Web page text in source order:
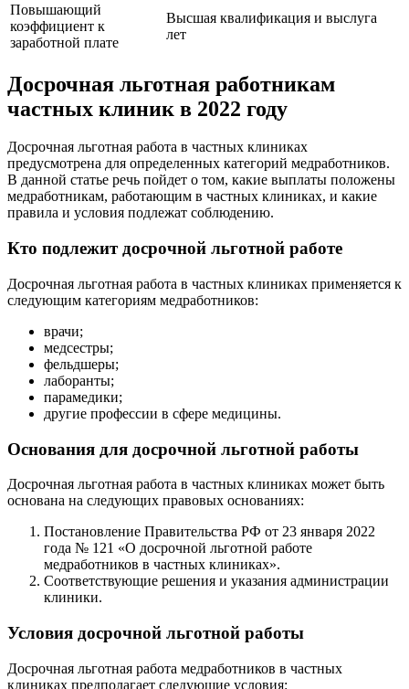
Повышающий
коэффициент к
заработной плате
Высшая квалификация и выслуга
лет
Досрочная льготная работникам
частных клиник в 2022 году
Досрочная льготная работа в частных клиниках
предусмотрена для определенных категорий медработников.
В данной статье речь пойдет о том, какие выплаты положены
медработникам, работающим в частных клиниках, и какие
правила и условия подлежат соблюдению.
Кто подлежит досрочной льготной работе
Досрочная льготная работа в частных клиниках применяется к
следующим категориям медработников:
врачи;
медсестры;
фельдшеры;
лаборанты;
парамедики;
другие профессии в сфере медицины.
Основания для досрочной льготной работы
Досрочная льготная работа в частных клиниках может быть
основана на следующих правовых основаниях:
Постановление Правительства РФ от 23 января 2022
года № 121 «О досрочной льготной работе
медработников в частных клиниках».
Соответствующие решения и указания администрации
клиники.
Условия досрочной льготной работы
Досрочная льготная работа медработников в частных
клиниках предполагает следующие условия: